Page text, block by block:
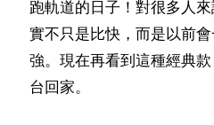
跑軌道的日子！對很多人
實不只是比快，而是以前
強。現在再看到這種經典
台回家。